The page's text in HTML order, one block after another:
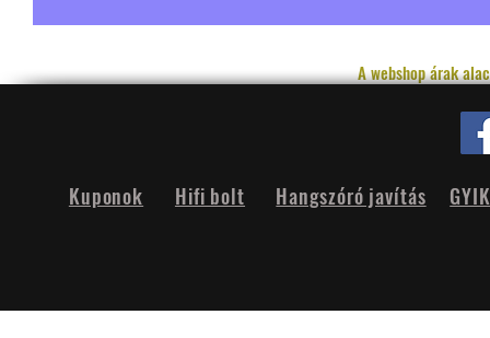
A webshop árak
Hifi bolt
Kuponok Hangszóró javítás GYIK